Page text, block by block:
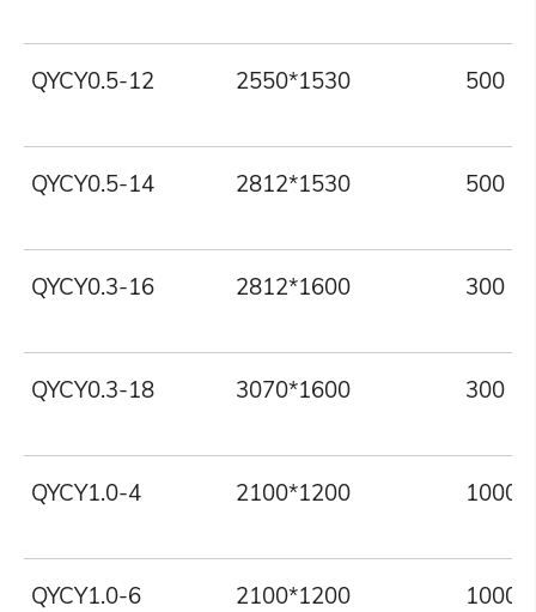
QYCY0.5-12 2550*1530 500
QYCY0.5-14 2812*1530 500
QYCY0.3-16 2812*1600 300
QYCY0.3-18 3070*1600 300
QYCY1.0-4 2100*1200 1000
QYCY1.0-6 2100*1200 1000